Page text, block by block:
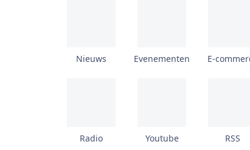
Nieuws Evenementen E-
Radio Youtube RSS